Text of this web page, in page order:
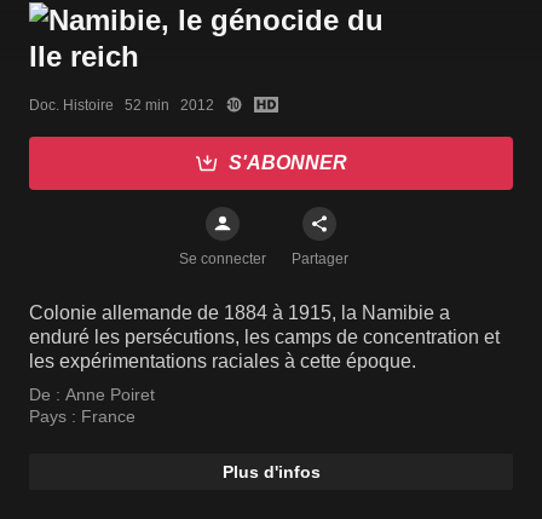
Doc. Histoire   52 min   2012
S'ABONNER
Se connecter Partager
Colonie allemande de 1884 à 1915, la Namibie a
enduré les persécutions, les camps de concentration et
les expérimentations raciales à cette époque.
De : Anne Poiret
Pays : France
Plus d'infos